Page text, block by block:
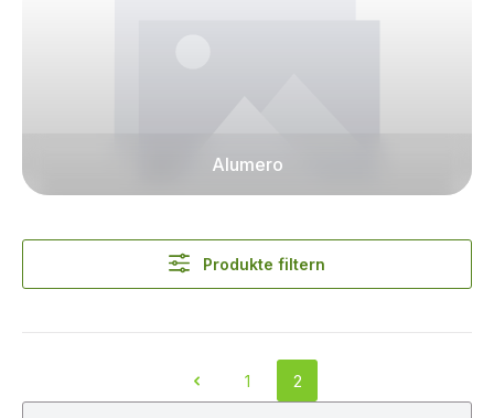
Alumero
Produkte filtern
Seite
1
Seite
2